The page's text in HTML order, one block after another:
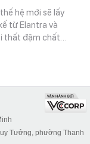
hệ mới sẽ lấy
từ Elantra và
thất đậm chất…
Tưởng, phường Thanh